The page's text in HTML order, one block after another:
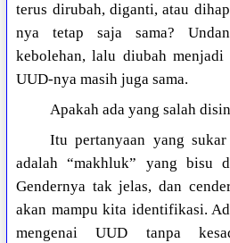
terus dirubah, diganti, atau
nya tetap saja sama?
kebolehan, lalu diubah menjadi
UUD-nya masih juga sama.
Apakah ada yang salah
Itu pertanyaan yang
adalah “makhluk” yang bisu
Gendernya tak jelas, dan
akan mampu kita identifikasi.
mengenai UUD tanpa